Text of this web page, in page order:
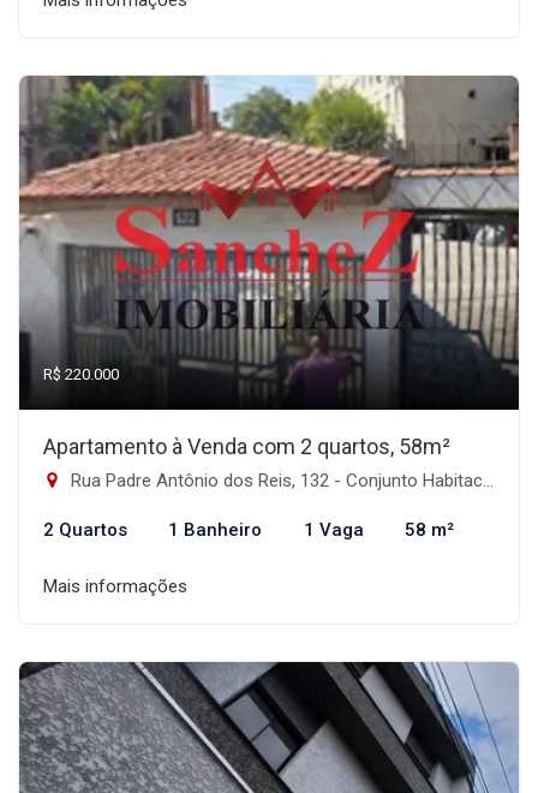
R$ 220.000
Apartamento à Venda com 2 quartos, 58m²
Rua Padre Antônio dos Reis, 132 - Conjunto Habitacional Padre Manoel da Nóbrega, São Paulo-SP
2 Quartos 1 Banheiro 1 Vaga 58 m²
Mais informações